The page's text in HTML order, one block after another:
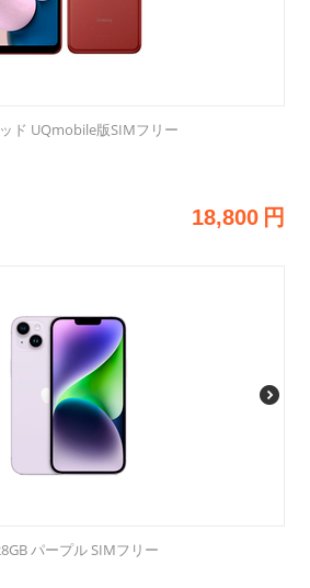
ド UQmobile版SIMフリー
18,800 円
パープル SIMフリー